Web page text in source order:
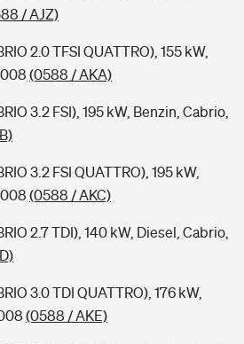
/ AJZ)
2.0 TFSI QUATTRO), 155 kW,
(0588 / AKA)
3.2 FSI), 195 kW, Benzin, Cabrio,
3.2 FSI QUATTRO), 195 kW,
(0588 / AKC)
2.7 TDI), 140 kW, Diesel, Cabrio,
3.0 TDI QUATTRO), 176 kW,
(0588 / AKE)